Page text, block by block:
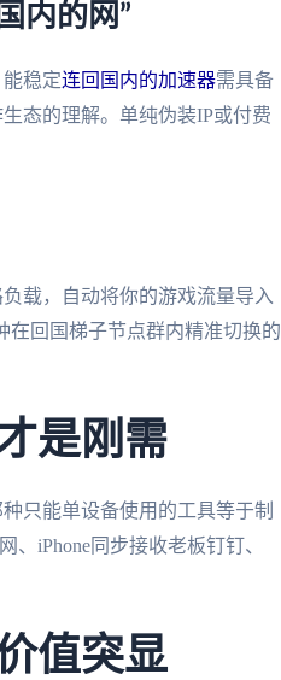
内的网”
稳定连回国内的加速器需具备
态的理解。单纯伪装IP或付费
载，自动将你的游戏流量导入
在回国梯子节点群内精准切换的
是刚需
只能单设备使用的工具等于制
iPhone同步接收老板钉钉、
值突显